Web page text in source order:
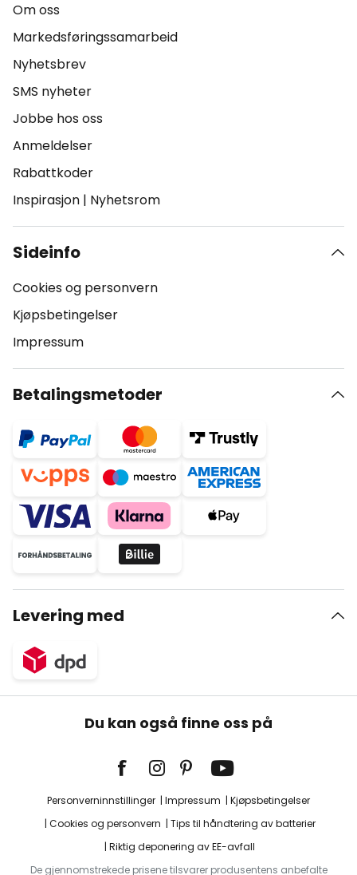
Om oss
Markedsføringssamarbeid
Nyhetsbrev
SMS nyheter
Jobbe hos oss
Anmeldelser
Rabattkoder
Inspirasjon | Nyhetsrom
Sideinfo
Cookies og personvern
Kjøpsbetingelser
Impressum
Betalingsmetoder
Levering med
Du kan også finne oss på
Personverninnstillinger Impressum
Kjøpsbetingelser
Cookies og personvern
Tips til håndtering av batterier
Riktig deponering av EE-avfall
De gjennomstrekede prisene tilsvarer produsentens anbefalte